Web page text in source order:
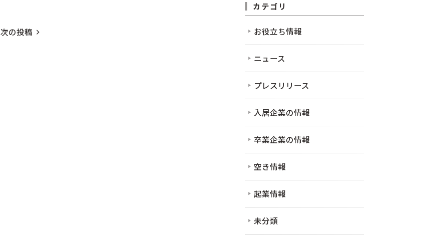
次の投稿
カテゴリ
お役立ち情報
ニュース
プレスリリース
入居企業の情報
卒業企業の情報
空き情報
起業情報
未分類